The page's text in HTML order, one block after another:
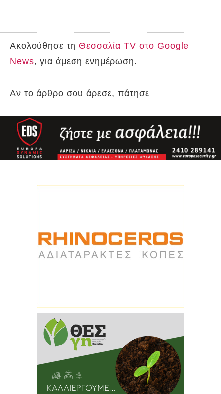
Ακολούθησε τη Θεσσαλία TV στο Google
News, για άμεση ενημέρωση.
Αν το άρθρο σου άρεσε, πάτησε